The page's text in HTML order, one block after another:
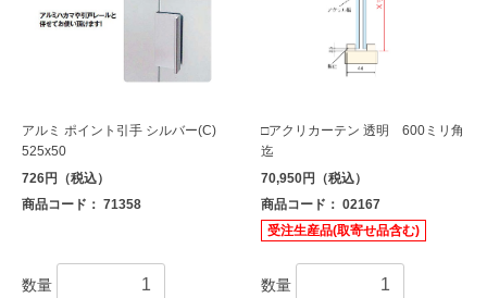
アルミ ポイント引手 シルバー(C)
525x50
726円（税込）
商品コード： 71358
数量
□アクリカーテン 透明 600ミリ角
迄
70,950円（税込）
商品コード： 02167
受注生産品(取寄せ品含む)
数量